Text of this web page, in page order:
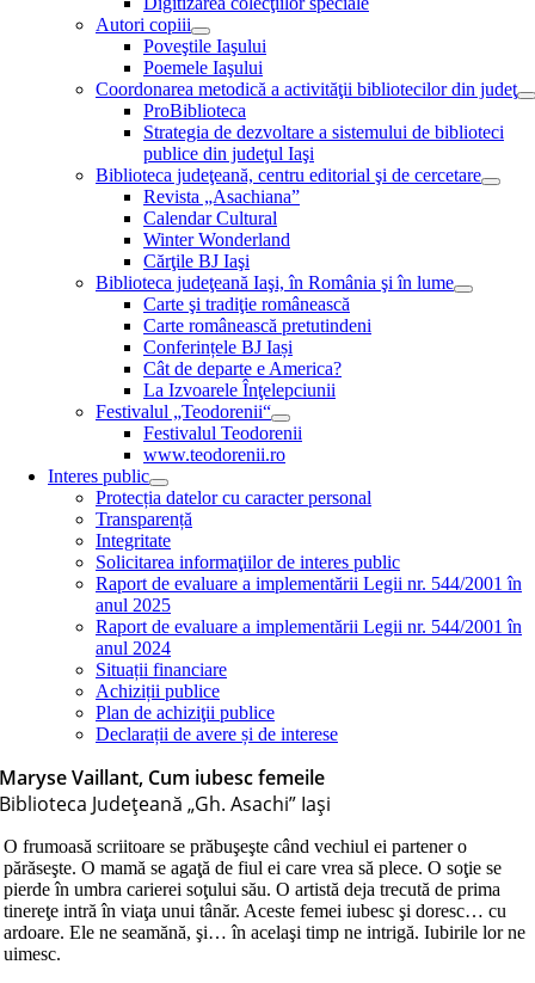
Autori copiii
Poveştile Iaşului
Poemele Iaşului
Coordonarea metodică a activităţii bibliotecilor din judeţ
ProBiblioteca
Strategia de dezvoltare a sistemului de biblioteci
publice din judeţul Iaşi
Biblioteca judeţeană, centru editorial şi de cercetare
Revista „Asachiana”
Calendar Cultural
Winter Wonderland
Cărţile BJ Iaşi
Biblioteca judeţeană Iaşi, în România şi în lume
Carte şi tradiţie românească
Carte românească pretutindeni
Conferințele BJ Iași
Cât de departe e America?
La Izvoarele Înţelepciunii
Festivalul „Teodorenii“
Festivalul Teodorenii
www.teodorenii.ro
Interes public
Protecția datelor cu caracter personal
Transparență
Integritate
Solicitarea informaţiilor de interes public
Raport de evaluare a implementării Legii nr. 544/2001 în
anul 2025
Raport de evaluare a implementării Legii nr. 544/2001 în
anul 2024
Situații financiare
Achiziții publice
Plan de achiziţii publice
Declarații de avere și de interese
Maryse Vaillant, Cum iubesc femeile
Biblioteca Judeţeană „Gh. Asachi” Iaşi
O frumoasă scriitoare se prăbuşeşte când vechiul ei partener o
părăseşte. O mamă se agaţă de fiul ei care vrea să plece. O soţie se
pierde în umbra carierei soţului său. O artistă deja trecută de prima
tinereţe intră în viaţa unui tânăr. Aceste femei iubesc şi doresc… cu
ardoare. Ele ne seamănă, şi… în acelaşi timp ne intrigă. Iubirile lor ne
uimesc.